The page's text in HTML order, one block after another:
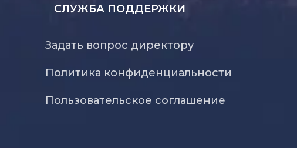
СЛУЖБА ПОДДЕРЖКИ
Задать вопрос директору
Политика конфиденциальности
Пользовательское соглашение